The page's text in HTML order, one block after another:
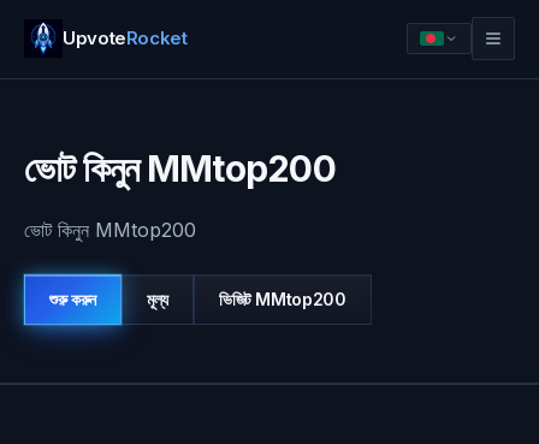
UpvoteRocket
ভোট কিনুন MMtop200
ভোট কিনুন MMtop200
শুরু করুন মূল্য ভিজিট MMtop200